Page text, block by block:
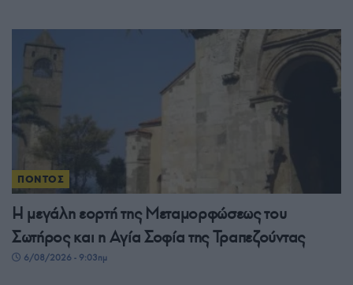
ΠΟΝΤΟΣ
Η μεγάλη εορτή της Μεταμορφώσεως του
Σωτήρος και η Αγία Σοφία της Τραπεζούντας
6/08/2026 - 9:03πμ